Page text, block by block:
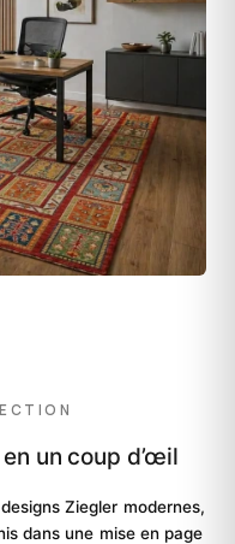
un coup d’œil
Ziegler modernes,
dans une mise en page